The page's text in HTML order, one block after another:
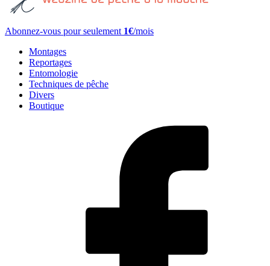
Abonnez-vous pour seulement 1€/mois
Montages
Reportages
Entomologie
Techniques de pêche
Divers
Boutique